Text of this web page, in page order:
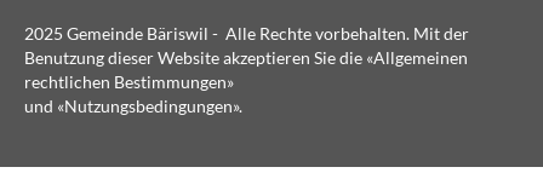
2025 Gemeinde Bäriswil - Alle Rechte vorbehalten. Mit der
Benutzung dieser Website akzeptieren Sie die «Allgemeinen
rechtlichen Bestimmungen»
und «Nutzungsbedingungen».